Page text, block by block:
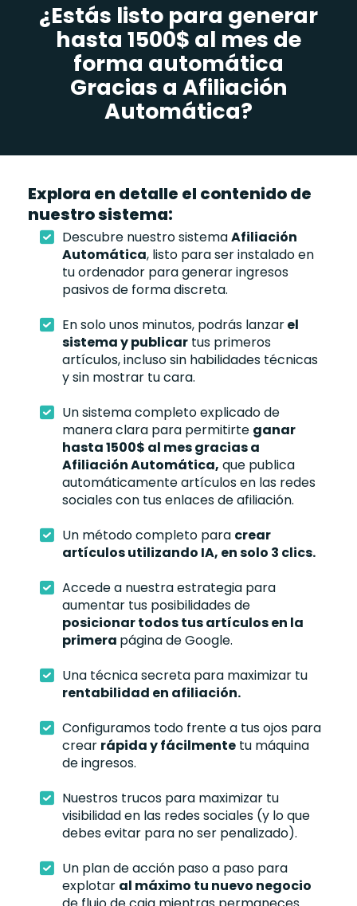
¿Estás listo para generar
hasta 1500$ al mes de
forma automática
Gracias a Afiliación
Automática?
Explora en detalle el contenido de
nuestro sistema:
Descubre nuestro sistemaAfiliación
Automática, listo para ser instalado en
tu ordenador para generar ingresos
pasivos de forma discreta.
En solo unos minutos, podrás lanzarel
sistema y publicar tus primeros
artículos, incluso sin habilidades técnicas
y sin mostrar tu cara.
Un sistema completo explicado de
manera clara para permitirte ganar
hasta 1500$ al mes gracias a
Afiliación Automática, que publica
automáticamente artículos en las redes
sociales con tus enlaces de afiliación.
Un método completo para crear
artículos utilizando IA, en solo 3 clics.
Accede a nuestra estrategia para
aumentar tus posibilidades de
posicionar todos tus artículos en la
primera página de Google.
Una técnica secreta para maximizar tu
rentabilidad en afiliación.
Configuramos todo frente a tus ojos para
crear rápida y fácilmente tu máquina
de ingresos.
Nuestros trucos para maximizar tu
visibilidad en las redes sociales (y lo que
debes evitar para no ser penalizado).
Un plan de acción paso a paso para
explotar al máximo tu nuevo negocio